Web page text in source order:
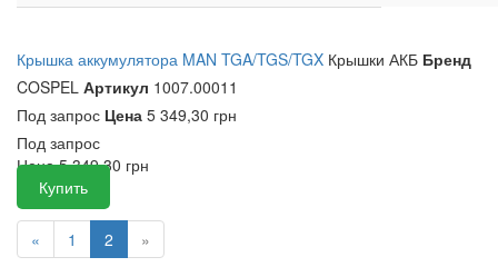
Крышка аккумулятора MAN TGA/TGS/TGX Крышки АКБ Бренд
COSPEL Артикул 1007.00011
Под запрос Цена 5 349,30 грн
Под запрос
Цена 5 349,30 грн
Купить
« 1 2 »